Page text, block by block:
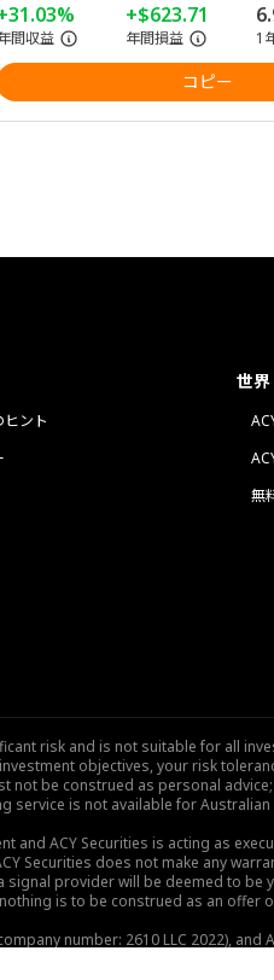
間収益
+$623.71
年間損益 1
コピー
ント
世
無
risk and is not suitable for all
objectives, your risk
be construed as personal
service is not available for
ACY Securities is acting as
Securities does not make any
provider will be deemed to
is to be construed as an
number: 2610 LLC 2022), and